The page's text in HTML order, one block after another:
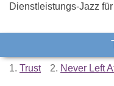
Dienstleistungs-Jazz
1. Trust 2. Never Left